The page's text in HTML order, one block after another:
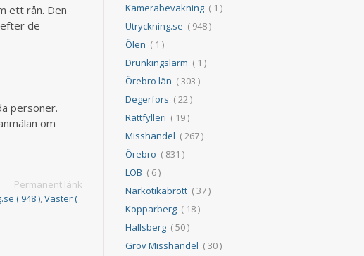
ett rån. Den
de
personer.
om
Permanent länk
( 948 ),Väster (
Kamerabevakning( 1 )
Utryckning.se ( 948 )
Ölen ( 1 )
Drunkingslarm ( 1 )
Örebro län ( 303 )
Degerfors ( 22 )
Rattfylleri ( 19 )
Misshandel ( 267 )
Örebro ( 831 )
LOB ( 6 )
Narkotikabrott( 37 )
Kopparberg( 18 )
Hallsberg( 50 )
Grov Misshandel ( 30 )